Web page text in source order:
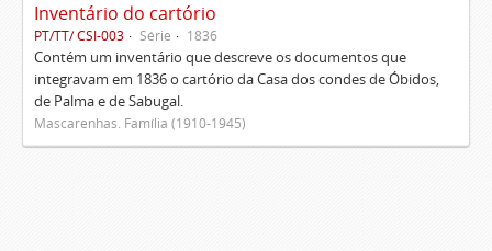
Inventário do cartório
PT/TT/ CSI-003 Série 1836
Contém um inventário que descreve os documentos que
integravam em 1836 o cartório da Casa dos condes de Óbidos,
de Palma e de Sabugal.
Mascarenhas. Família (1910-1945)